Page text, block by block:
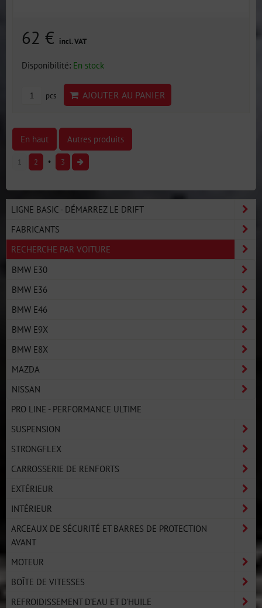
62 € incl. VAT
Disponibilité: En stock
pcs AJOUTER AU PANIER
En haut Autres produits
1 2 3
LIGNE BASIC - DÉMARREZ LE DRIFT
FABRICANTS
RECHERCHE PAR VOITURE
BMW E30
BMW E36
BMW E46
BMW E9X
BMW E8X
MAZDA
NISSAN
PRO LINE - PERFORMANCE ULTIME
SUSPENSION
STRONGFLEX
CARROSSERIE DE RENFORTS
EXTÉRIEUR
INTÉRIEUR
ARCEAUX DE SÉCURITÉ ET BARRES DE PROTECTION
AVANT
MOTEUR
BOÎTE DE VITESSES
REFROIDISSEMENT D'EAU ET D'HUILE